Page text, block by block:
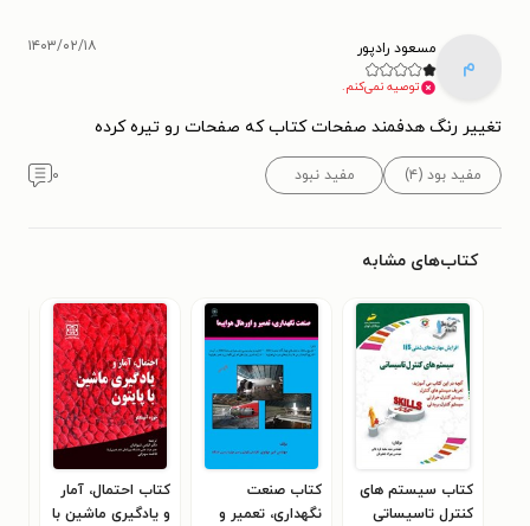
م
مسعود رادپور
توصیه نمی‌کنم.
۱۴۰۳/۰۲/۱۸
تغییر رنگ هدفمند صفحات کتاب که صفحات رو تیره کرده
مفید بود (۴) مفید نبود ۰
کتاب‌های مشابه
کتاب سیستم های
کنترل تاسیساتی
کتاب صنعت
نگهداری، تعمیر و
کتاب احتمال، آمار
و یادگیری ماشین با